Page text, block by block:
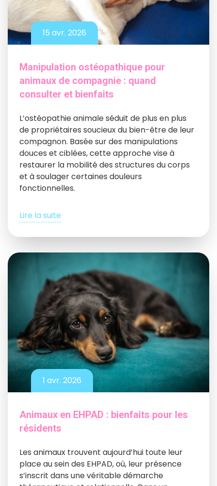
15 avr. 2026
Manipulation ostéopathique pour
animaux de compagnie : quand
consulter et bienfaits
L’ostéopathie animale séduit de plus en plus
de propriétaires soucieux du bien-être de leur
compagnon. Basée sur des manipulations
douces et ciblées, cette approche vise à
restaurer la mobilité des structures du corps
et à soulager certaines douleurs
fonctionnelles.
Lire la suite
1 avr. 2026
Animaux en EHPAD : bienfaits pour les
résidents
Les animaux trouvent aujourd’hui toute leur
place au sein des EHPAD, où, leur présence
s’inscrit dans une véritable démarche